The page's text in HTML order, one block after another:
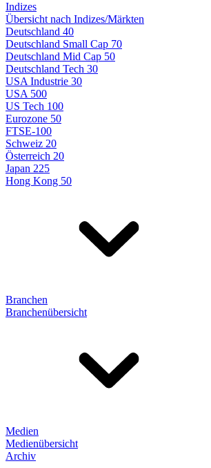
Indizes
Übersicht nach Indizes/Märkten
Deutschland 40
Deutschland Small Cap 70
Deutschland Mid Cap 50
Deutschland Tech 30
USA Industrie 30
USA 500
US Tech 100
Eurozone 50
FTSE-100
Schweiz 20
Österreich 20
Japan 225
Hong Kong 50
Branchen
Branchenübersicht
Medien
Medienübersicht
Archiv